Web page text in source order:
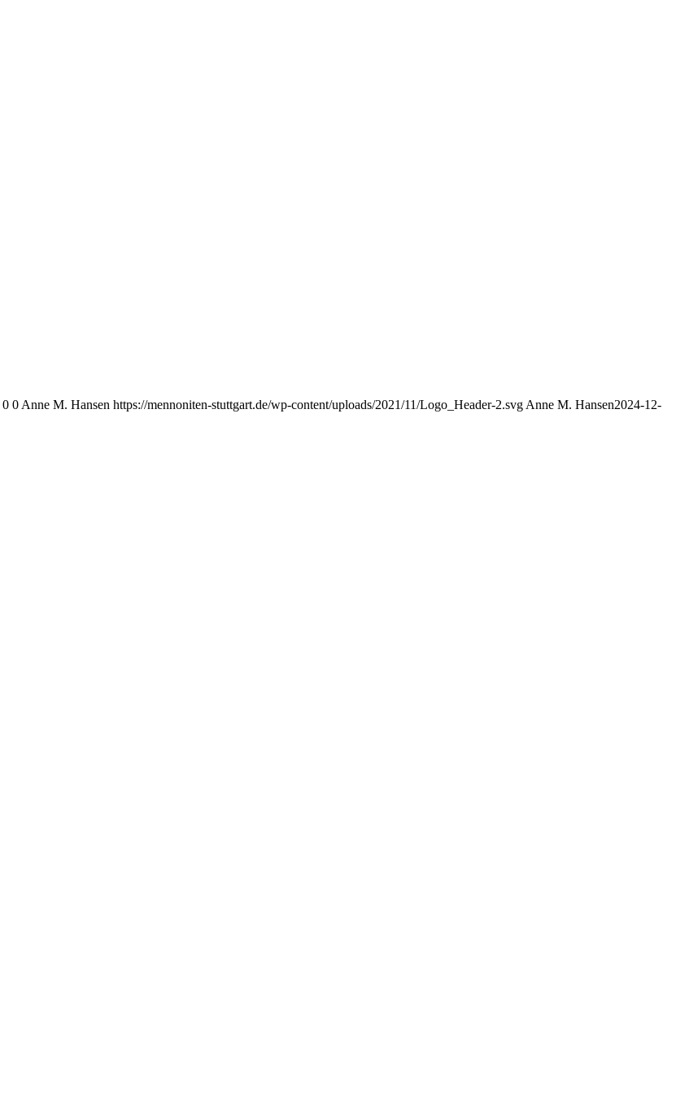
0 0 Anne M. Hansen https://mennoniten-stuttgart.de/wp-content/uploads/2021/11/Logo_Header-2.svg Anne M. Hansen2024-12-